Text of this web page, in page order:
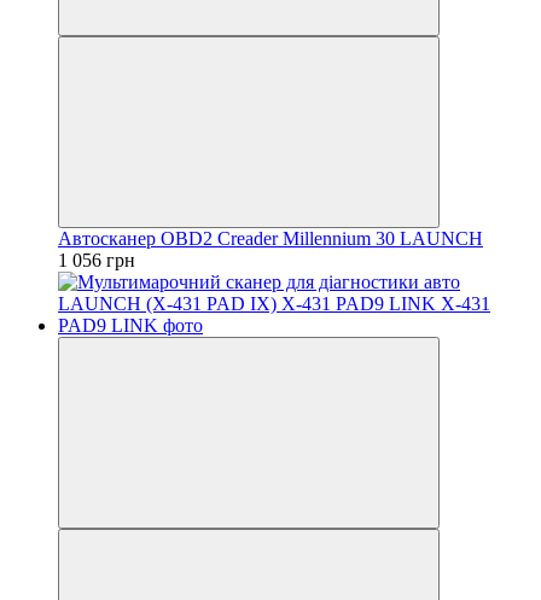
Автосканер OBD2 Creader Millennium 30 LAUNCH
1 056 грн